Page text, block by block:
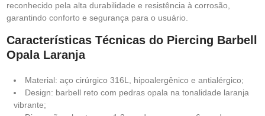
reconhecido pela alta durabilidade e resistência à corrosão,
garantindo conforto e segurança para o usuário.
Características Técnicas do Piercing Barbell
Opala Laranja
Material: aço cirúrgico 316L, hipoalergênico e antialérgico;
Design: barbell reto com pedras opala na tonalidade laranja
vibrante;